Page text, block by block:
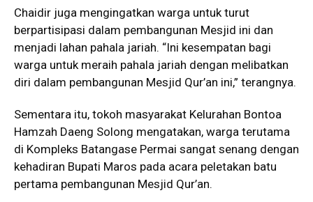
Chaidir juga mengingatkan warga untuk turut
berpartisipasi dalam pembangunan Mesjid ini dan
menjadi lahan pahala jariah. “Ini kesempatan bagi
warga untuk meraih pahala jariah dengan melibatkan
diri dalam pembangunan Mesjid Qur’an ini,” terangnya.
Sementara itu, tokoh masyarakat Kelurahan Bontoa
Hamzah Daeng Solong mengatakan, warga terutama
di Kompleks Batangase Permai sangat senang dengan
kehadiran Bupati Maros pada acara peletakan batu
pertama pembangunan Mesjid Qur’an.